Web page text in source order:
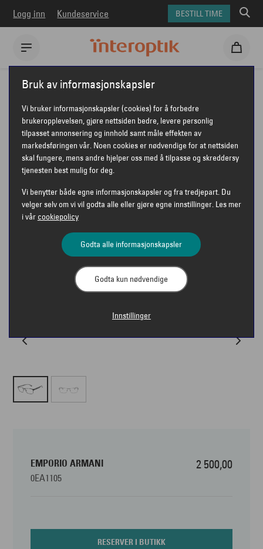
Logg inn Kundeservice BESTILL TIME
Interoptik Briller
Emporio Armani briller
EMPORIO ARMANI EA1105
EMPORIO ARMANI
0EA1105
2 500,00
RESERVER I BUTIKK
Bruk av informasjonskapsler
Vi bruker informasjonskapsler (cookies) for å forbedre
brukeropplevelsen, gjøre nettsiden bedre, levere personlig
tilpasset annonsering og innhold samt måle effekten av
markedsføringen vår. Noen cookies er nødvendige for at nettsiden
skal fungere, mens andre hjelper oss med å tilpasse og skreddersy
tjenesten best mulig for deg.
Vi benytter både egne informasjonskapsler og fra tredjepart. Du
velger selv om vi vil godta alle eller gjøre egne innstillinger. Les mer
i vår cookiepolicy
Godta alle informasjonskapsler
Godta kun nødvendige
Innstillinger